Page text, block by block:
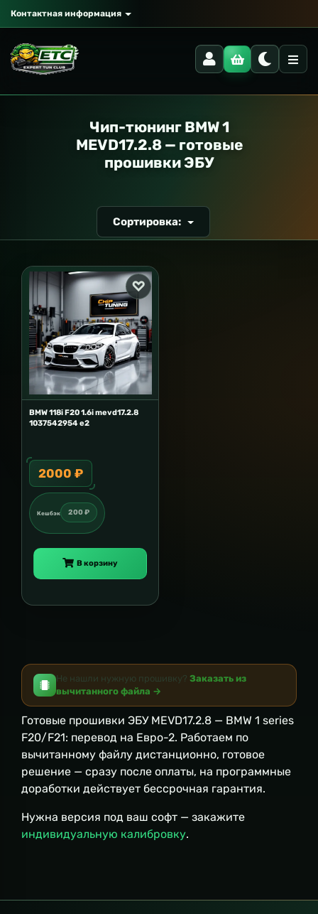
Контактная информация
Чип-тюнинг BMW 1
MEVD17.2.8 — готовые
прошивки ЭБУ
Сортировка:
BMW 118i F20 1.6i mevd17.2.8
1037542954 e2
2000 ₽
Кешбэк 200 ₽
В корзину
Не нашли нужную прошивку? Заказать из
вычитанного файла →
Готовые прошивки ЭБУ MEVD17.2.8 — BMW 1 series
F20/F21: перевод на Евро-2. Работаем по
вычитанному файлу дистанционно, готовое
решение — сразу после оплаты, на программные
доработки действует бессрочная гарантия.
Нужна версия под ваш софт — закажите
индивидуальную калибровку.